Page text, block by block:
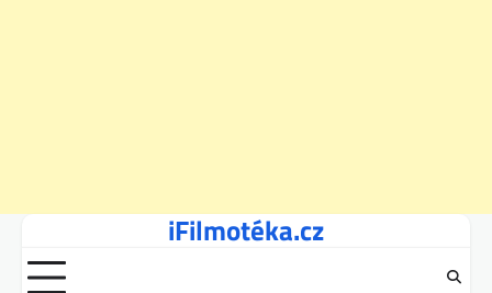
content
iFilmotéka.cz